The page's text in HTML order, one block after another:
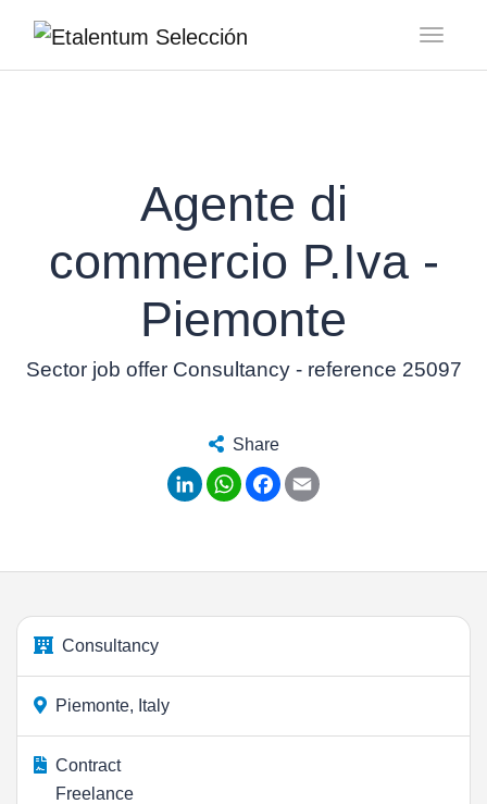
Agente di
commercio P.Iva -
Piemonte
Sector job offer Consultancy - reference 25097
Share
LinkedInWhatsApp
Facebook
Consultancy
Piemonte, Italy
Contract
Freelance